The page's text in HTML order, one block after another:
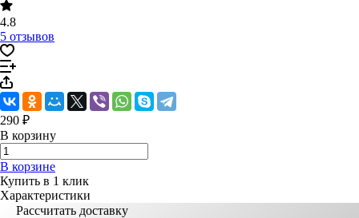
4.8
5 отзывов
290 ₽
В корзину
В корзине
Купить в 1 клик
Характеристики
Рассчитать доставку